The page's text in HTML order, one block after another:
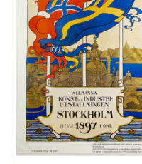
teman